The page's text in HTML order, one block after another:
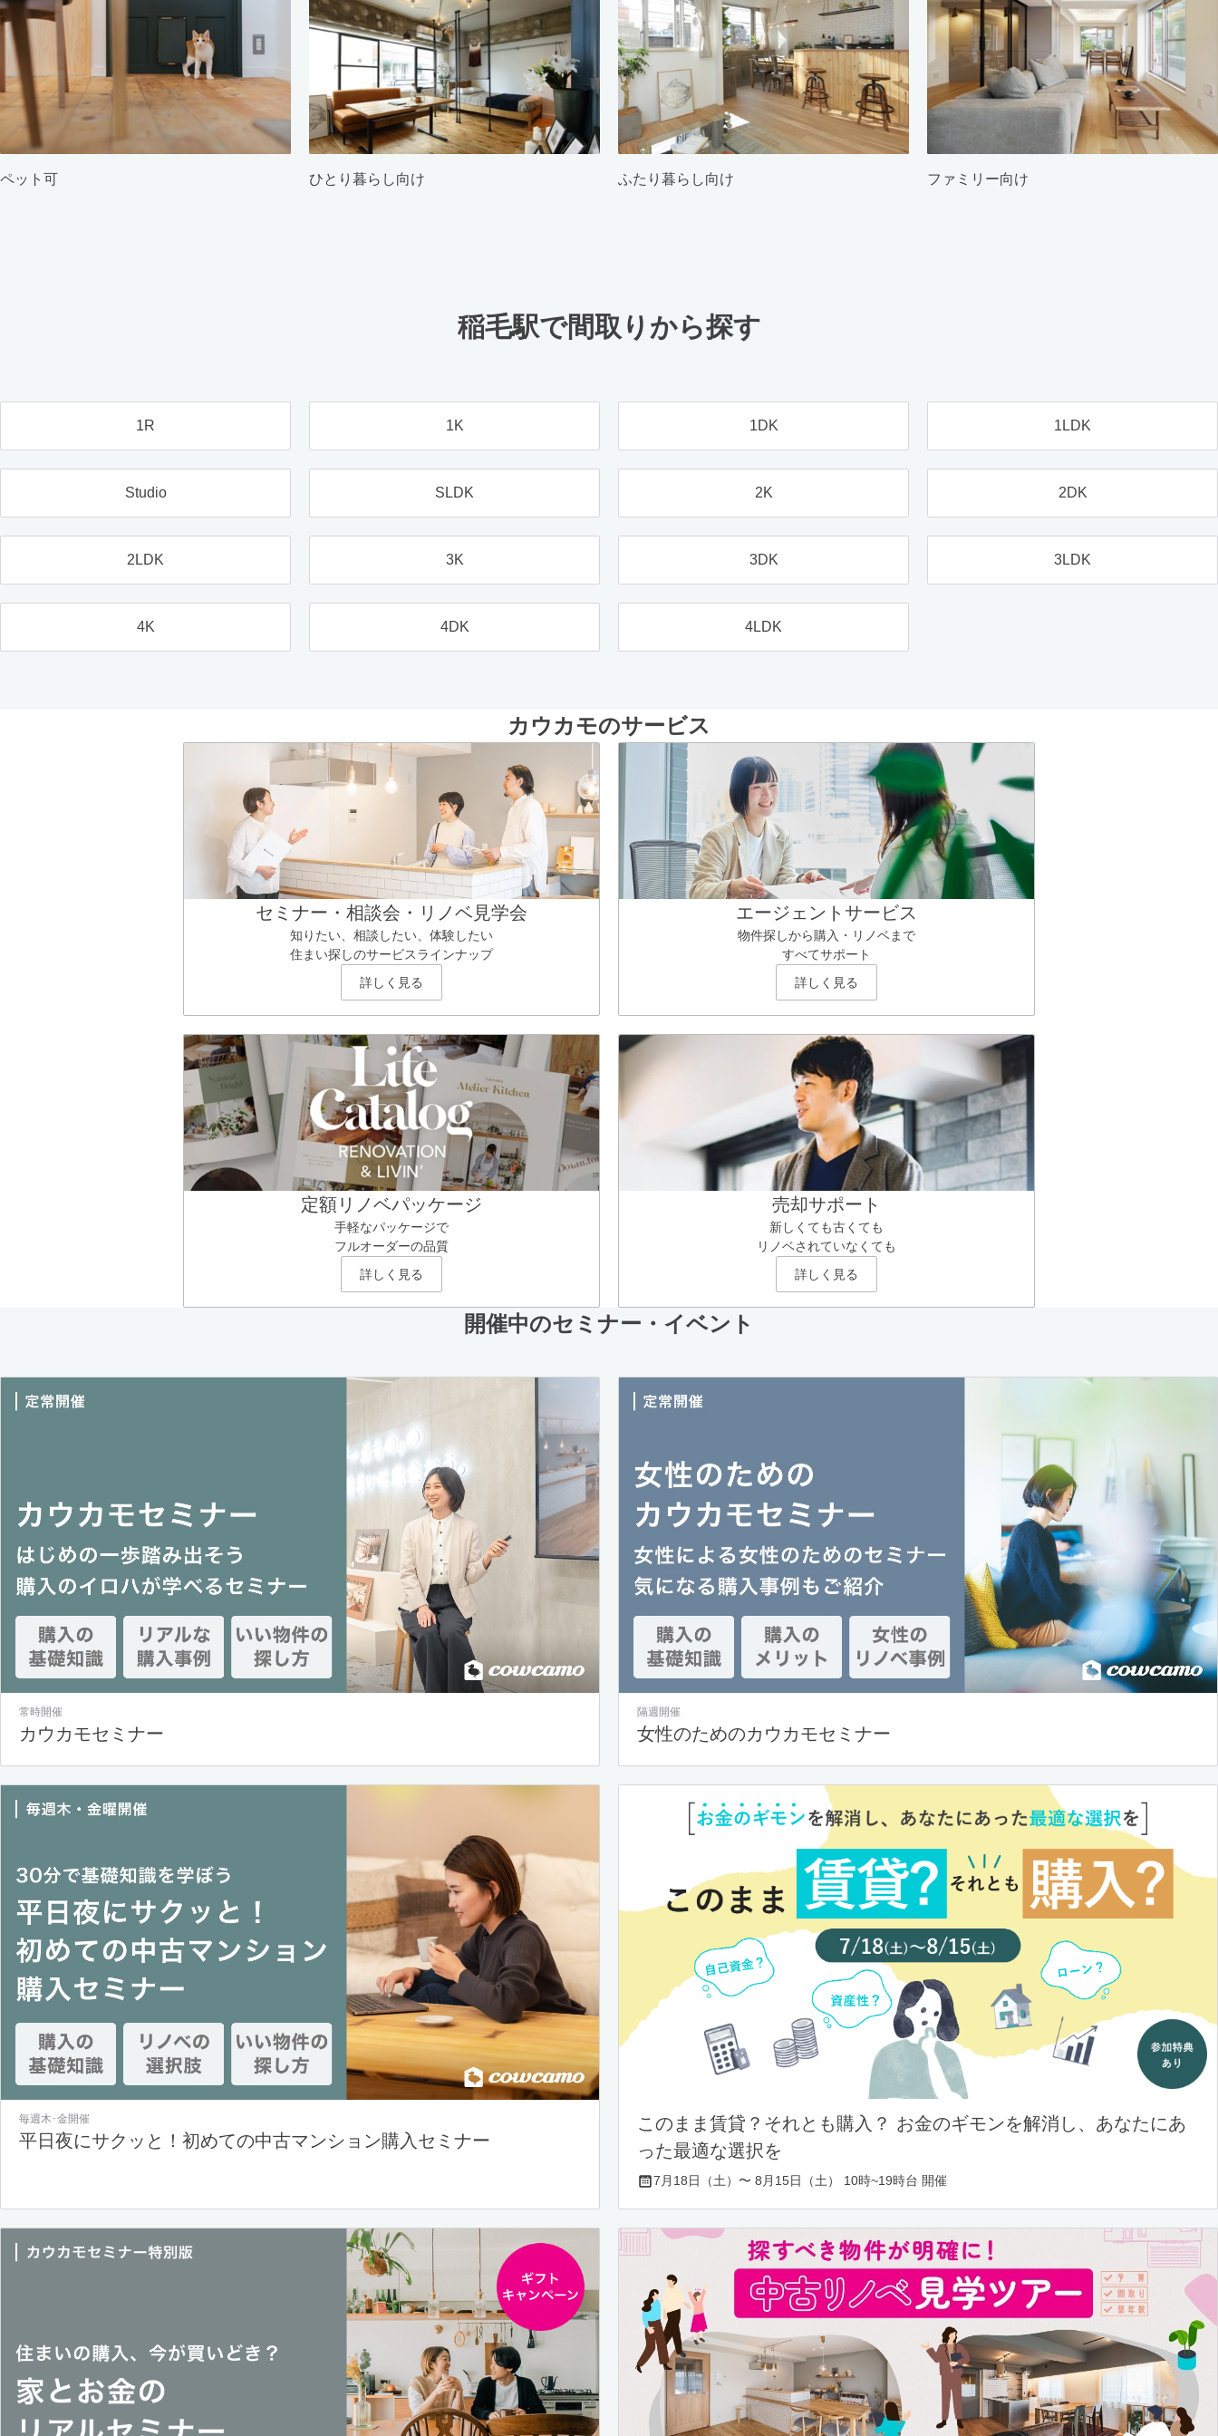
ペット可 ひとり暮らし向け ふたり暮らし向け ファミリー向け
稲毛駅で間取りから探す
1R 1K 1DK 1LDK
Studio SLDK 2K 2DK
2LDK 3K 3DK 3LDK
4K 4DK 4LDK
カウカモのサービス
セミナー・相談会・リノベ見学会
知りたい、相談したい、体験したい
住まい探しのサービスラインナップ
詳しく見る
エージェントサービス
物件探しから購入・リノベまで
すべてサポート
詳しく見る
定額リノベパッケージ
手軽なパッケージで
フルオーダーの品質
詳しく見る
売却サポート
新しくても古くても
リノベされていなくても
詳しく見る
開催中のセミナー・イベント
常時開催
カウカモセミナー
隔週開催
女性のためのカウカモセミナー
毎週木･金開催
平日夜にサクッと！初めての中古マンション購入セミナー
このまま賃貸？それとも購入？ お金のギモンを解消し、あなたにあ
った最適な選択を
7月18日（土）〜 8月15日（土） 10時~19時台 開催